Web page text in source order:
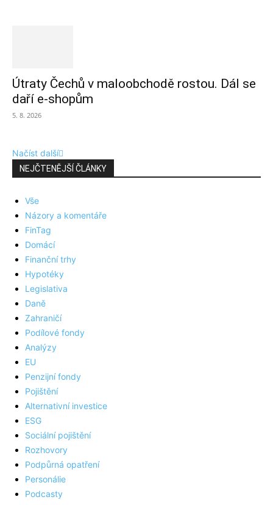
Útraty Čechů v maloobchodě rostou. Dál se
daří e-shopům
5. 8. 2026
Načíst další
NEJČTENĚJŠÍ ČLÁNKY
Vše
Názory a komentáře
FinTag
Domácí
Finanční trhy
Hypotéky
Legislativa
Daně
Zahraničí
Podílové fondy
Analýzy
EU
Penzijní fondy
Pojištění
Alternativní investice
ESG
Sociální pojištění
Rozhovory
Podpůrná opatření
Personálie
Podcasty